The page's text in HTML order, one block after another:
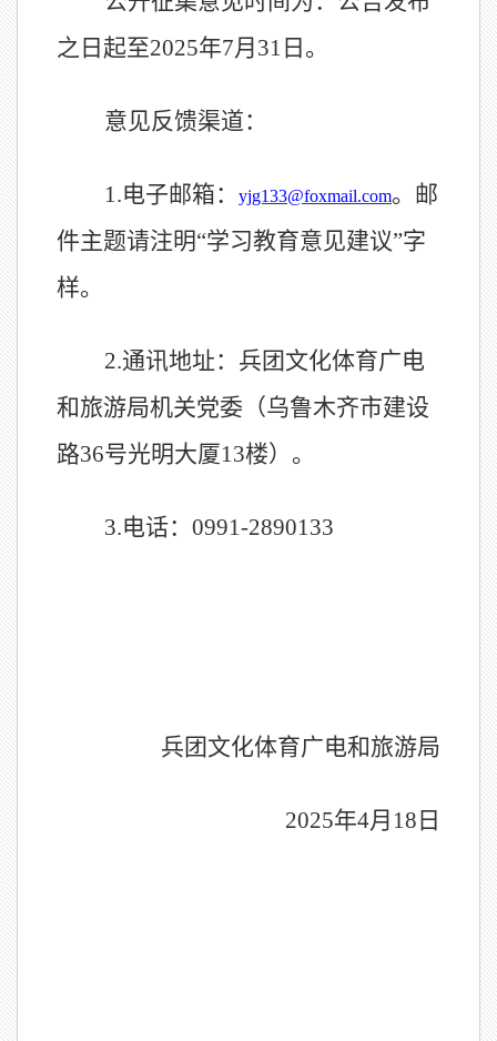
之日起至2025年7月 31 日。
意见反馈渠道：
1.电子邮箱： yjg133@foxmail.com。邮
件主题请注明“学习教育意见建议”字
样。
2.通讯地址： 兵团文化体育广电
和旅游局机关党委 （乌鲁木齐市建设
路36号光明大厦13楼）。
3.电话： 0991-2890133
兵团文化体育广电和旅游局
2025年4月 18 日